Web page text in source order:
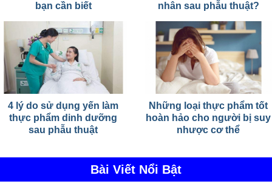
bạn cần biết
nhân sau phẫu thuật?
4 lý do sử dụng yến làm
thực phẩm dinh dưỡng
sau phẫu thuật
Những loại thực phẩm tốt
hoàn hảo cho người bị suy
nhược cơ thể
Bài Viết Nổi Bật